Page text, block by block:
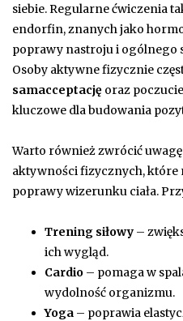
siebie. Regularne ćwiczenia
endorfin, znanych jako
poprawy nastroju i ogólnego
Osoby aktywne fizycznie
samacceptację oraz
kluczowe dla budowania
Warto również zwrócić
aktywności fizycznych, które
poprawy wizerunku ciała.
Trening siłowy –
ich wygląd.
Cardio – pomaga w
wydolność organizmu.
Yoga – poprawia